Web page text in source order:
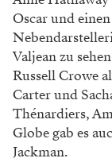
Oscar und
Valjean zu
Russell Crowe
Carter und
Thénardiers,
Globe gab es
Jackman.